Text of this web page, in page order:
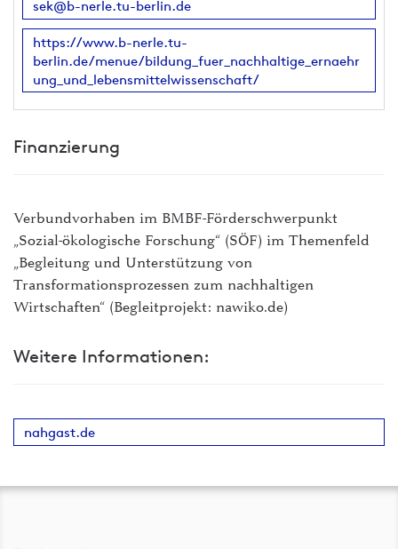
sek@b-nerle.tu-berlin.de
https://www.b-nerle.tu-
berlin.de/menue/bildung_fuer_nachhaltige_ernaehr
ung_und_lebensmittelwissenschaft/
Finanzierung
Verbundvorhaben im BMBF-Förderschwerpunkt
„Sozial-ökologische Forschung“ (SÖF) im Themenfeld
„Begleitung und Unterstützung von
Transformationsprozessen zum nachhaltigen
Wirtschaften“ (Begleitprojekt: nawiko.de)
Weitere Informationen:
nahgast.de